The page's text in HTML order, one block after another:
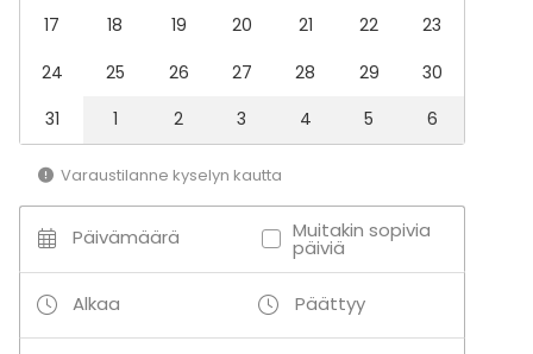
Lisätietoa palveluista ja puitteista
Asiakas voi tuoda oman pitopalvelun tai tilata
ruokatarjoilut yhteistyökumppaneiltamme.
Tarvittaessa tilaan saadaan myös esitystekniikka
(videotykki, kangas ja mikrofoni).
17
18 19 20 21 22
23
24
25 26 27 28 29
30
31
1 2 3 4 5 6
Varaustilanne kyselyn kautta
Päivämäärä Muitakin sopivia
päiviä
Alkaa Päättyy